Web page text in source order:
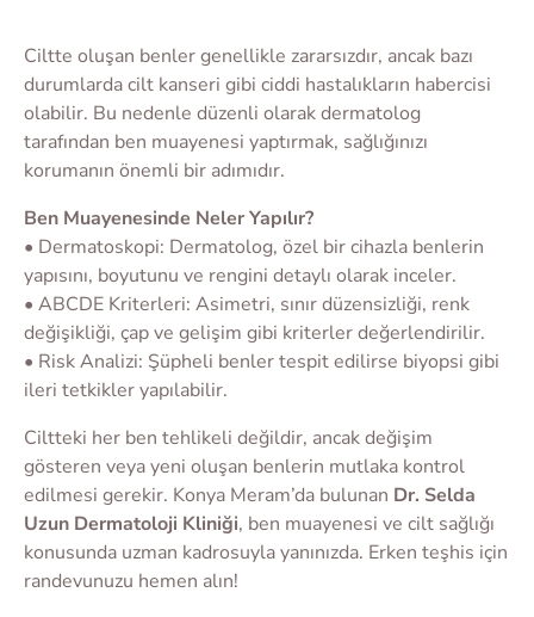
Ciltte oluşan benler genellikle zararsızdır, ancak bazı
durumlarda cilt kanseri gibi ciddi hastalıkların habercisi
olabilir. Bu nedenle düzenli olarak dermatolog
tarafından ben muayenesi yaptırmak, sağlığınızı
korumanın önemli bir adımıdır.
Ben Muayenesinde Neler Yapılır?
• Dermatoskopi: Dermatolog, özel bir cihazla benlerin
yapısını, boyutunu ve rengini detaylı olarak inceler.
• ABCDE Kriterleri: Asimetri, sınır düzensizliği, renk
değişikliği, çap ve gelişim gibi kriterler değerlendirilir.
• Risk Analizi: Şüpheli benler tespit edilirse biyopsi gibi
ileri tetkikler yapılabilir.
Ciltteki her ben tehlikeli değildir, ancak değişim
gösteren veya yeni oluşan benlerin mutlaka kontrol
edilmesi gerekir. Konya Meram’da bulunan Dr. Selda
Uzun Dermatoloji Kliniği, ben muayenesi ve cilt sağlığı
konusunda uzman kadrosuyla yanınızda. Erken teşhis için
randevunuzu hemen alın!